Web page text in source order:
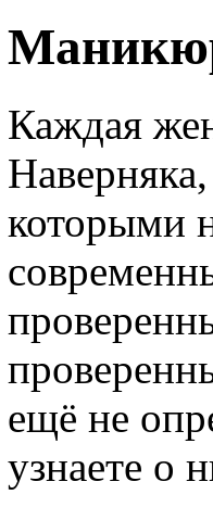
Каждая
которыми
ещё не
узнаете о